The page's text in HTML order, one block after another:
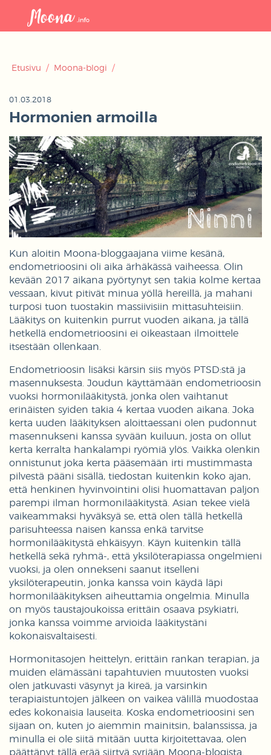
Etusivu / Moona-blogi /
01.03.2018
Hormonien armoilla
Kun aloitin Moona-bloggaajana viime kesänä,
endometrioosini oli aika ärhäkässä vaiheessa. Olin
kevään 2017 aikana pyörtynyt sen takia kolme kertaa
vessaan, kivut pitivät minua yöllä hereillä, ja mahani
turposi tuon tuostakin massiivisiin mittasuhteisiin.
Lääkitys on kuitenkin purrut vuoden aikana, ja tällä
hetkellä endometrioosini ei oikeastaan ilmoittele
itsestään ollenkaan.
Endometrioosin lisäksi kärsin siis myös PTSD:stä ja
masennuksesta. Joudun käyttämään endometrioosin
vuoksi hormonilääkitystä, jonka olen vaihtanut
erinäisten syiden takia 4 kertaa vuoden aikana. Joka
kerta uuden lääkityksen aloittaessani olen pudonnut
masennukseni kanssa syvään kuiluun, josta on ollut
kerta kerralta hankalampi ryömiä ylös. Vaikka olenkin
onnistunut joka kerta pääsemään irti mustimmasta
pilvestä pääni sisällä, tiedostan kuitenkin koko ajan,
että henkinen hyvinvointini olisi huomattavan paljon
parempi ilman hormonilääkitystä. Asian tekee vielä
vaikeammaksi hyväksyä se, että olen tällä hetkellä
parisuhteessa naisen kanssa enkä tarvitse
hormonilääkitystä ehkäisyyn. Käyn kuitenkin tällä
hetkellä sekä ryhmä-, että yksilöterapiassa ongelmieni
vuoksi, ja olen onnekseni saanut itselleni
yksilöterapeutin, jonka kanssa voin käydä läpi
hormonilääkityksen aiheuttamia ongelmia. Minulla
on myös taustajoukoissa erittäin osaava psykiatri,
jonka kanssa voimme arvioida lääkitystäni
kokonaisvaltaisesti.
Hormonitasojen heittelyn, erittäin rankan terapian, ja
muiden elämässäni tapahtuvien muutosten vuoksi
olen jatkuvasti väsynyt ja kireä, ja varsinkin
terapiaistuntojen jälkeen on vaikea välillä muodostaa
edes kokonaisia lauseita. Koska endometrioosini sen
sijaan on, kuten jo aiemmin mainitsin, balanssissa, ja
minulla ei ole siitä mitään uutta kirjoitettavaa, olen
päättänyt tällä erää siirtyä syrjään Moona-blogista.